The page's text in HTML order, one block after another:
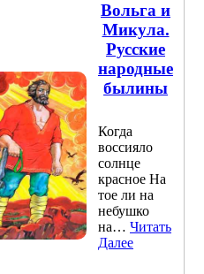
Вольга и
Микула.
Русские
народные
былины
Когда
воссияло
солнце
красное На
тое ли на
небушко
на… Читать
Далее